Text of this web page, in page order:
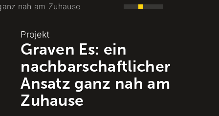
Projekt
NuMeren startet!